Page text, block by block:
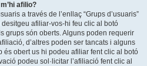
afilio?
a través de l’enllaç “Grups d’usuaris”
afiliar-vos-hi feu clic al botó
grups són oberts. Alguns poden requerir
d’altres poden ser tancats i alguns
és obert us hi podeu afiliar fent clic al botó
podeu sol·licitar l’afiliació fent clic al